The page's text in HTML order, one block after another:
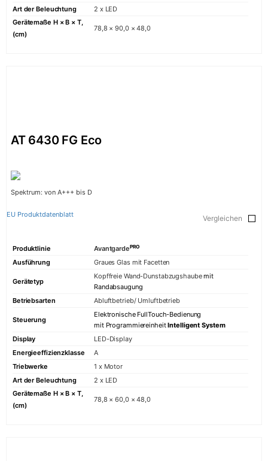
Art der Beleuchtung
2 x LED
Gerätemaße H × B × T,
(cm)
78,8 × 90,0 × 48,0
AT 6430 FG Eco
Spektrum: von A+++ bis D
EU Produktdatenblatt Vergleichen
Produktlinie AvantgardePRO
Ausführung Graues Glas mit Facetten
Gerätetyp
Kopffreie Wand-Dunstabzugshaubemit
Randabsaugung
Betriebsarten
Abluftbetrieb/ Umluftbetrieb
Steuerung
Elektronische FullTouch-Bedienung
mit ProgrammiereinheitIntelligent System
Display
LED-Display
Energieeffizienzklasse
A
Triebwerke
1 x Motor
Art der Beleuchtung
2 x LED
Gerätemaße H × B × T,
(cm)
78,8 × 60,0 × 48,0